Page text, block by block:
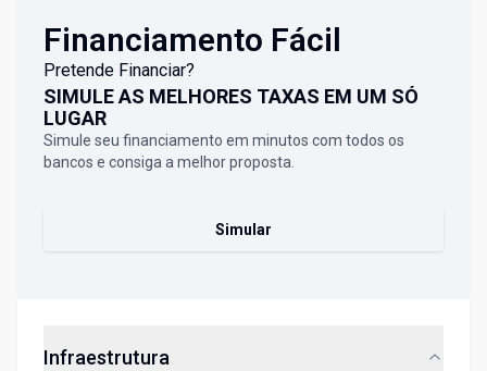
Financiamento Fácil
Pretende Financiar?
SIMULE AS MELHORES TAXAS EM UM SÓ
LUGAR
Simule seu financiamento em minutos com todos os
bancos e consiga a melhor proposta.
Simular
Infraestrutura